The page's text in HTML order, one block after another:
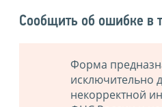
Сообщить об ошибке в
Форма
исключительно
некорректной